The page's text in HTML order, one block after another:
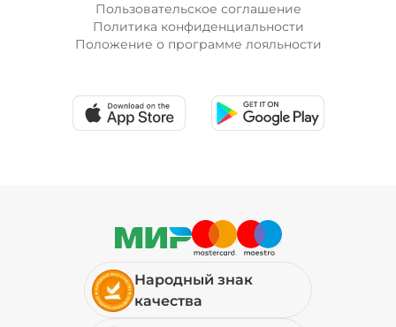
Пользовательское соглашение
Политика конфиденциальности
Положение о программе лояльности
Народный знак
качества